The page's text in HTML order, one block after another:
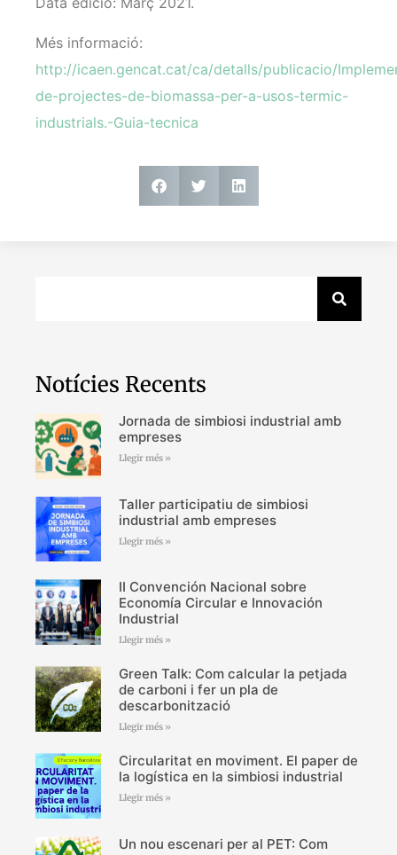
Més informació:
http://icaen.gencat.cat/ca/detalls/publicacio/
de-projectes-de-biomassa-per-a-usos-termic-
industrials.-Guia-tecnica
Notícies Recents
Jornada de simbiosi industrial amb
empreses
Llegir més »
Taller participatiu de simbiosi
industrial amb empreses
Llegir més »
II Convención Nacional sobre
Economía Circular e Innovación
Industrial
Llegir més »
Green Talk: Com calcular la petjada
de carboni i fer un pla de
descarbonització
Llegir més »
Circularitat en moviment. El paper de
la logística en la simbiosi industrial
Llegir més »
Un nou escenari per al PET: Com